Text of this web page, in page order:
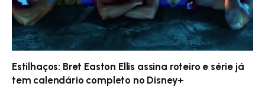
Estilhaços: Bret Easton Ellis assina roteiro e série já
tem calendário completo no Disney+